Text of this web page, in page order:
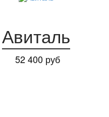
Авиталь
52 400 руб